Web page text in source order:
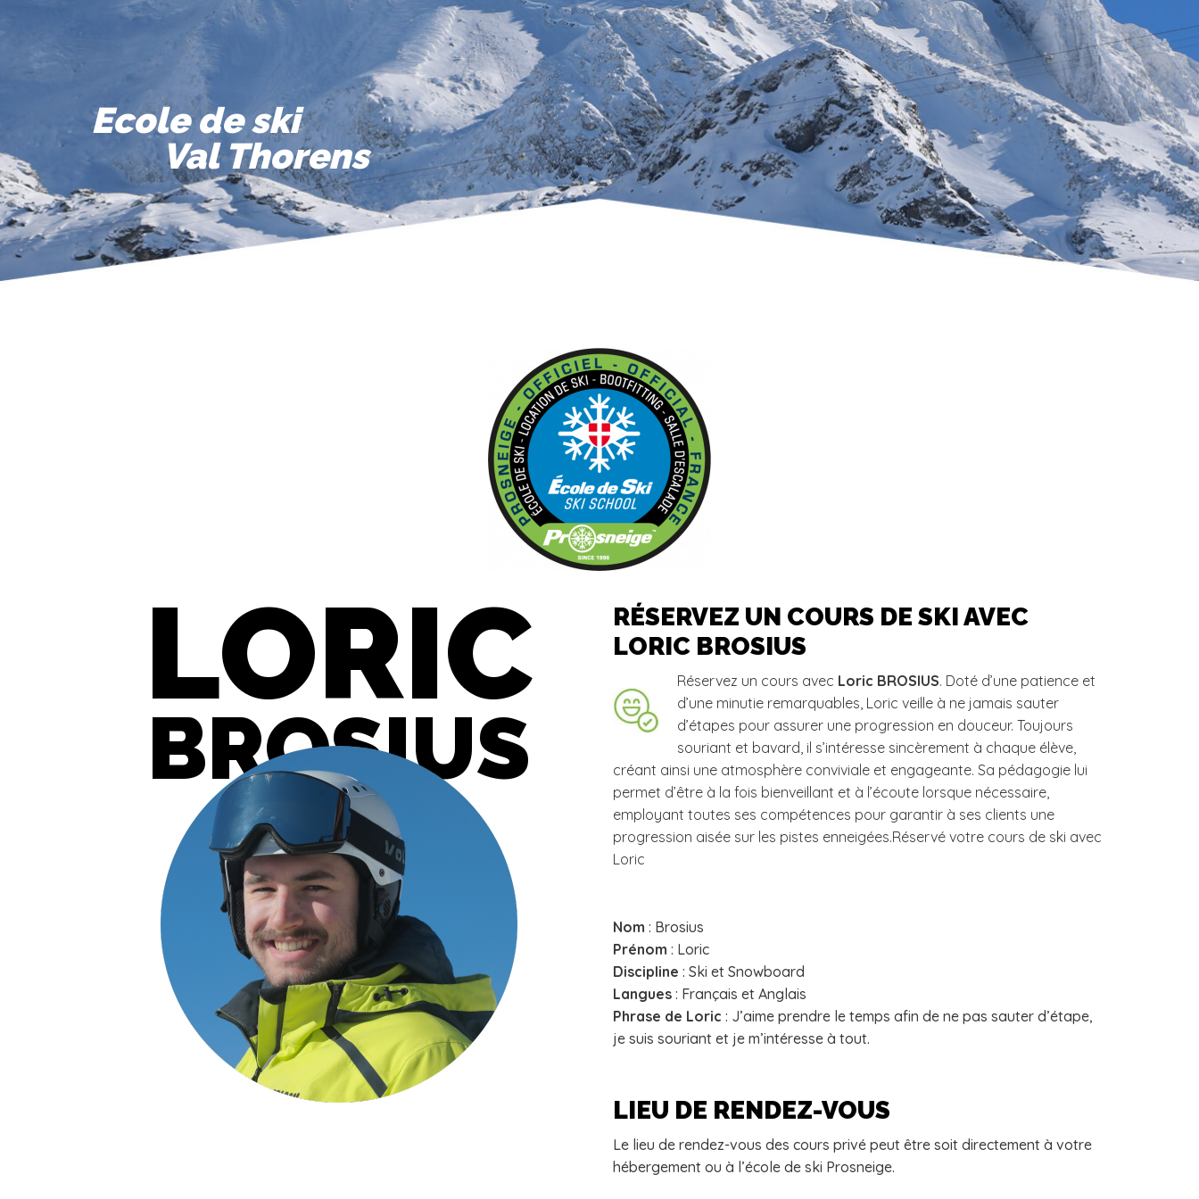
Ecole de ski
Val Thorens
LORIC
BROSIUS
RÉSERVEZ UN COURS DE SKI AVEC
LORIC BROSIUS
Réservez un cours avec Loric BROSIUS. Doté d’une patience et
d’une minutie remarquables, Loric veille à ne jamais sauter
d’étapes pour assurer une progression en douceur. Toujours
souriant et bavard, il s’intéresse sincèrement à chaque élève,
créant ainsi une atmosphère conviviale et engageante. Sa pédagogie lui
permet d’être à la fois bienveillant et à l’écoute lorsque nécessaire,
employant toutes ses compétences pour garantir à ses clients une
progression aisée sur les pistes enneigées.Réservé votre cours de ski avec
Loric
Nom : Brosius
Prénom : Loric
Discipline : Ski et Snowboard
Langues : Français et Anglais
Phrase de Loric : J’aime prendre le temps afin de ne pas sauter d’étape,
je suis souriant et je m’intéresse à tout.
LIEU DE RENDEZ-VOUS
Le lieu de rendez-vous des cours privé peut être soit directement à votre
hébergement ou à l’école de ski Prosneige.